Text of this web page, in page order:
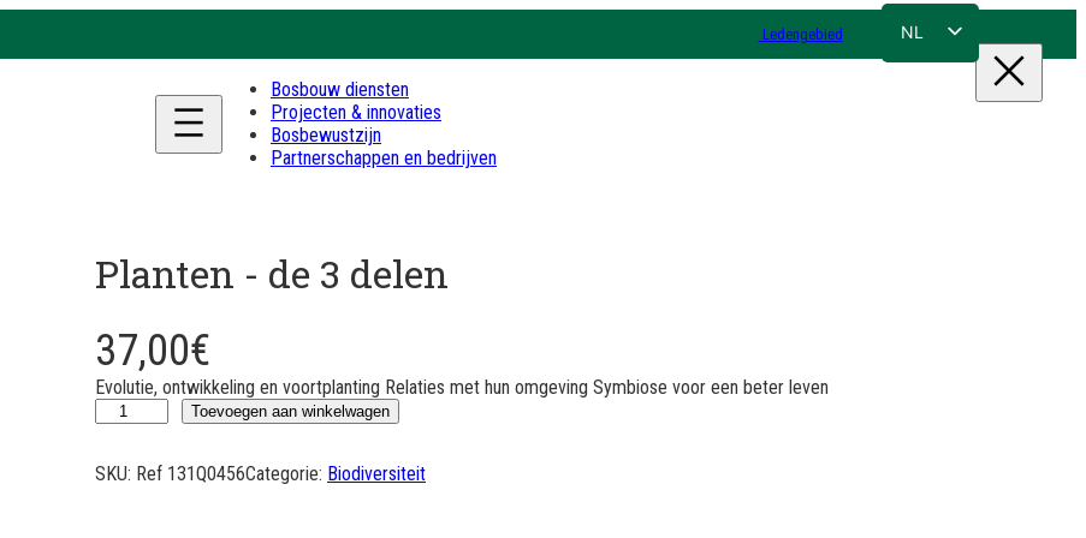
Ledengebied NL
Bosbouw diensten
Projecten & innovaties
Bosbewustzijn
Partnerschappen en bedrijven
Planten - de 3 delen
37,00€
Evolutie, ontwikkeling en voortplanting Relaties met hun omgeving Symbiose voor een beter leven
e
v
Toevoegen aan winkelwagen
SKU: Ref 131Q0456Categorie: Biodiversiteit